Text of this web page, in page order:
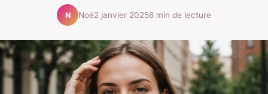
N Noé2 janvier 20256 min de lecture